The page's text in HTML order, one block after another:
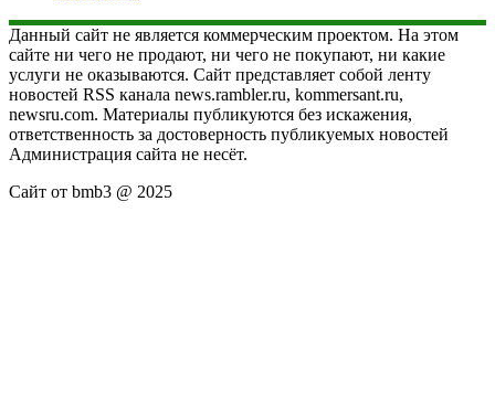
Данный сайт не является коммерческим проектом. На этом
сайте ни чего не продают, ни чего не покупают, ни какие
услуги не оказываются. Сайт представляет собой ленту
новостей RSS канала news.rambler.ru, kommersant.ru,
newsru.com. Материалы публикуются без искажения,
ответственность за достоверность публикуемых новостей
Администрация сайта не несёт.
Сайт от bmb3 @ 2025